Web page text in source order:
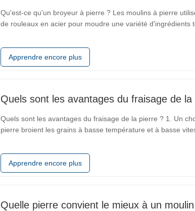
Qu'est-ce qu'un broyeur à pierre ? Les moulins à pierre
de rouleaux en acier pour moudre une variété d'ingrédients
vitesses lentes et…
Apprendre encore plus
Quels sont les avantages du fraisage de la
Quels sont les avantages du fraisage de la pierre ? 1. Un
pierre broient les grains à basse température et à basse
vitamines, de minéraux et de fibres…
Apprendre encore plus
Quelle pierre convient le mieux à un